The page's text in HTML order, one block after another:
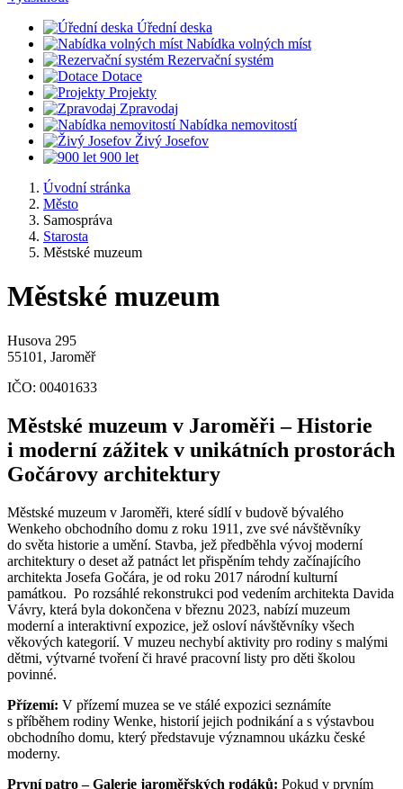
Úřední deska
Nabídka volných míst
Rezervační systém
Dotace
Projekty
Zpravodaj
Nabídka nemovitostí
Živý Josefov
900 let
Úvodní stránka
Město
Samospráva
Starosta
Městské muzeum
Městské muzeum
Husova 295
55101, Jaroměř
IČO: 00401633
Městské muzeum v Jaroměři – Historie
i moderní zážitek v unikátních prostorách
Gočárovy architektury
Městské muzeum v Jaroměři, které sídlí v budově bývalého
Wenkeho obchodního domu z roku 1911, zve své návštěvníky
do světa historie a umění. Stavba, jež předběhla vývoj moderní
architektury o deset až patnáct let přispěním tehdy začínajícího
architekta Josefa Gočára, je od roku 2017 národní kulturní
památkou. Po rozsáhlé rekonstrukci pod vedením architekta Davida
Vávry, která byla dokončena v březnu 2023, nabízí muzeum
moderní a interaktivní expozice, jež osloví návštěvníky všech
věkových kategorií. V muzeu nechybí aktivity pro rodiny s malými
dětmi, výtvarné tvoření či hravé pracovní listy pro děti školou
povinné.
Přízemí: V přízemí muzea se ve stálé expozici seznámíte
s příběhem rodiny Wenke, historií jejich podnikání a s výstavbou
obchodního domu, který představuje významnou ukázku české
moderny.
První patro – Galerie jaroměřských rodáků: Pokud v prvním